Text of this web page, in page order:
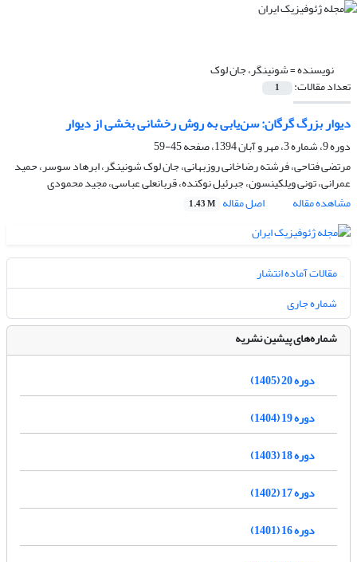
نویسنده =شونینگر، جان لوک
تعداد مقالات: 1
دیوار بزرگ گرگان: سن‌یابی به روش رخشانی بخشی از دیوار
دوره 9، شماره 3، مهر و آبان 1394، صفحه
45-59
مرتضی فتاحی، فرشته رضاخانی روزبهانی، جان لوک شونینگر، ابرهاد سوسر، حمید
عمرانی، تونی ویلکینسون، جبرئیل نوکنده، قربانعلی عباسی، مجید محمودی
مشاهده مقاله
اصل مقاله 1.43 M
مقالات آماده انتشار
شماره جاری
شماره‌های پیشین نشریه
دوره 20 (1405)
دوره 19 (1404)
دوره 18 (1403)
دوره 17 (1402)
دوره 16 (1401)